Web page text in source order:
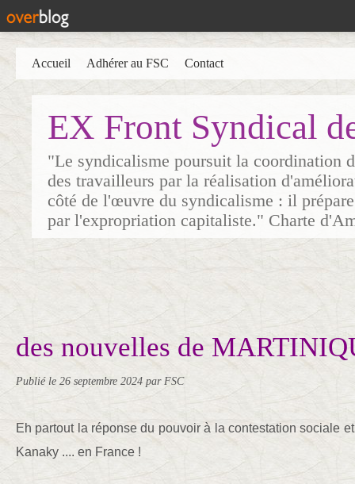
EX Front Syndical
"Le syndicalisme poursuit la coordination
des travailleurs par la réalisation
côté de l'œuvre du syndicalisme : il
par l'expropriation capitaliste." Charte
Accueil Adhérer au FSC Contact
des nouvelles de
Publié le 26 septembre 2024 par FSC
Eh partout la réponse du pouvoir à la contestation sociale
Kanaky .... en France !